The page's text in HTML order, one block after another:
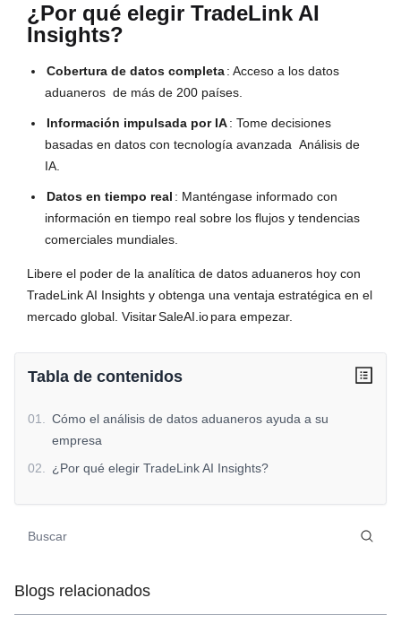
¿Por qué elegir TradeLink AI
Insights?
Cobertura de datos completa: Acceso a los datos
aduaneros de más de 200 países.
Información impulsada por IA: Tome decisiones
basadas en datos con tecnología avanzada Análisis de
IA.
Datos en tiempo real : Manténgase informado con
información en tiempo real sobre los flujos y tendencias
comerciales mundiales.
Libere el poder de la analítica de datos aduaneros hoy con
TradeLink AI Insights y obtenga una ventaja estratégica en el
mercado global. VisitarSaleAI.iopara empezar.
Tabla de contenidos
01
Cómo el análisis de datos aduaneros ayuda a su
empresa
02
¿Por qué elegir TradeLink AI Insights?
Blogs relacionados